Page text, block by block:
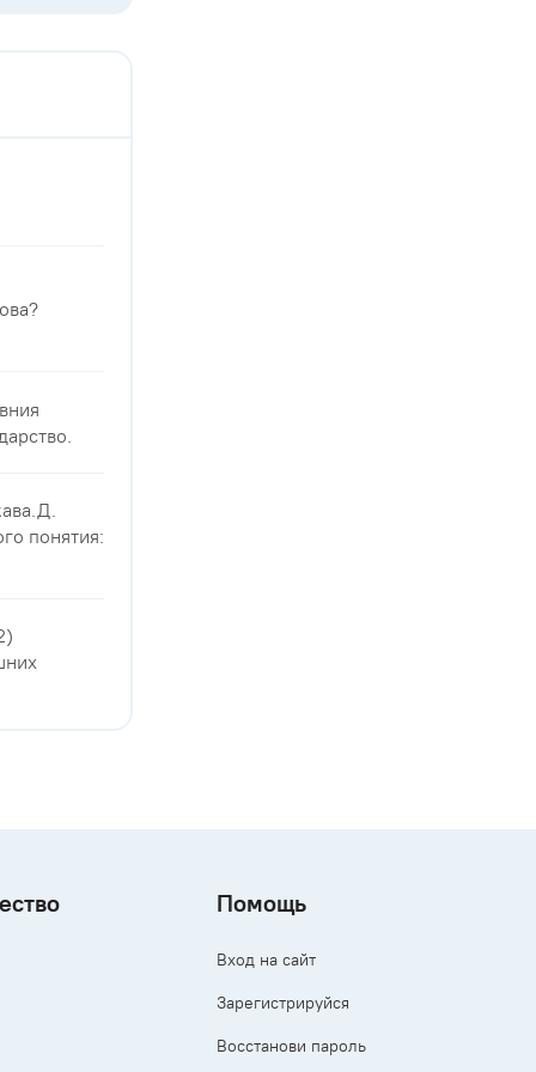
понятия:
Помощь
Вход на сайт
Зарегистрируйся
Восстанови пароль